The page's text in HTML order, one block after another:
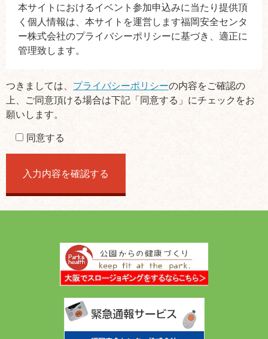
本サイトにおけるイベント参加申込みに当たり提供頂
く個人情報は、本サイトを運営します福岡安全センタ
ー株式会社のプライバシーポリシーに基づき、適正に
管理致します。
つきましては、 プライバシーポリシーの内容をご確認の
上、ご同意頂ける場合は下記「同意する」にチェックをお
願いします。
同意する